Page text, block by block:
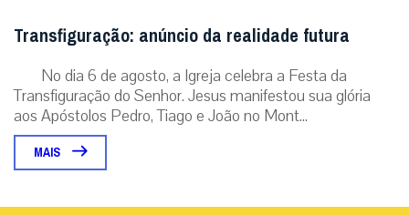
Transfiguração: anúncio da realidade futura
No dia 6 de agosto, a Igreja celebra a Festa da
Transfiguração do Senhor. Jesus manifestou sua glória
aos Apóstolos Pedro, Tiago e João no Mont...
MAIS